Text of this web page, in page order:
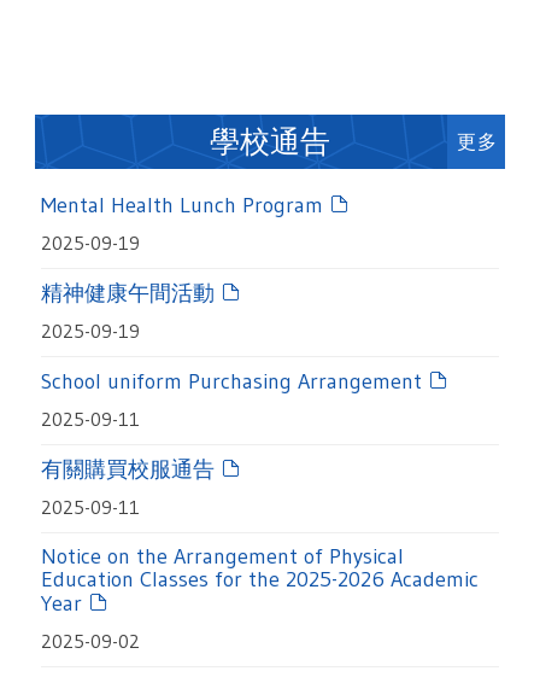
學校通告 更多
Mental Health Lunch Program
2025-09-19
精神健康午間活動
2025-09-19
School uniform Purchasing Arrangement
2025-09-11
有關購買校服通告
2025-09-11
Notice on the Arrangement of Physical
Education Classes for the 2025-2026 Academic
Year
2025-09-02